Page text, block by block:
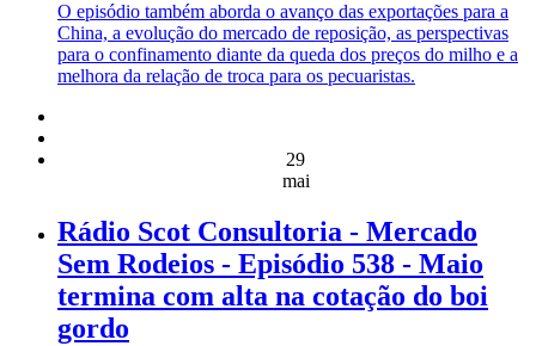
O episódio também aborda o avanço das exportações para a
China, a evolução do mercado de reposição, as perspectivas
para o confinamento diante da queda dos preços do milho e a
melhora da relação de troca para os pecuaristas.
29
mai
Rádio Scot Consultoria - Mercado
Sem Rodeios - Episódio 538 - Maio
termina com alta na cotação do boi
gordo